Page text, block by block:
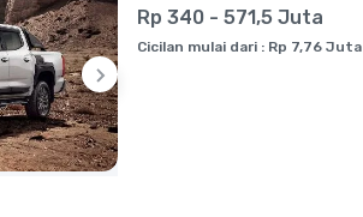
Rp 340 - 571,5 Juta
Cicilan mulai dari : Rp 7,76 Juta